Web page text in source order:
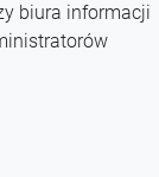
biura informacji